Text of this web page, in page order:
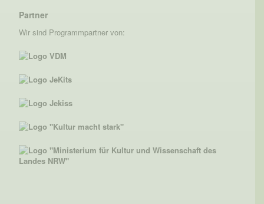
Partner
Wir sind Programmpartner von: